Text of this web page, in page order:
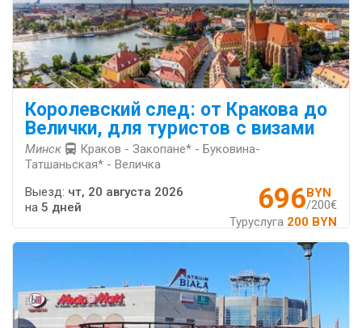
Королевский след: от Кракова до
Велички, для туристов с визами
Минск
Краков - Закопане* - Буковина-
Татшаньская* - Величка
696BYN
/200€
Туруслуга 200 BYN
Выезд: чт, 20 августа 2026
на 5 дней